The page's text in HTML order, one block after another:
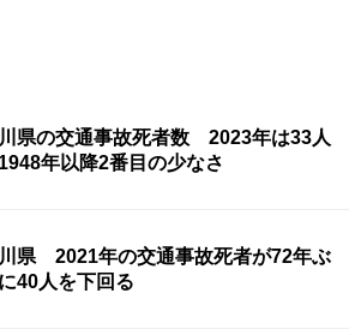
県の交通事故死者数 2023年は33人
年以降2番目の少なさ
県 2021年の交通事故死者が72年ぶ
40人を下回る